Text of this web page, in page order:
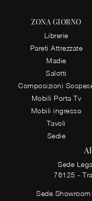
ZONA GIORNO
Librerie
Pareti Attrezzate
Madie
Salotti
Composizioni
Mobili Porta Tv
Mobili ingresso
Tavoli
Sedie
Sede
76125 -
Sede